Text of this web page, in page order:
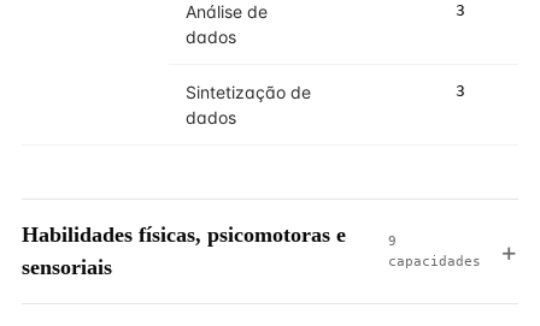
Análise de
dados
3
Sintetização de
dados
3
Habilidades físicas, psicomotoras e
sensoriais
9
capacidades